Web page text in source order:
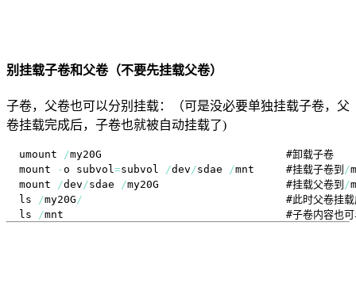
别挂载子卷和父卷（不要先挂载父卷）
子卷，父卷也可以分别挂载：（可是没必要单独挂载子卷，父
卷挂载完成后，子卷也就被自动挂载了)
umount /
mount
-o subvol=subvol /dev/sdae /mnt     #挂载子卷到 /
mount /dev/sdae /my20G                    #挂载父卷到 /
ls /my20G/
ls /